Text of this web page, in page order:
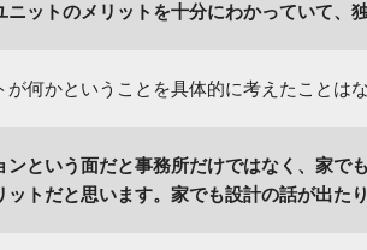
ニットのメリットを十分にわかっていて、
が何かということを具体的に考えたことは
ンという面だと事務所だけではなく、家で
ットだと思います。家でも設計の話が出た